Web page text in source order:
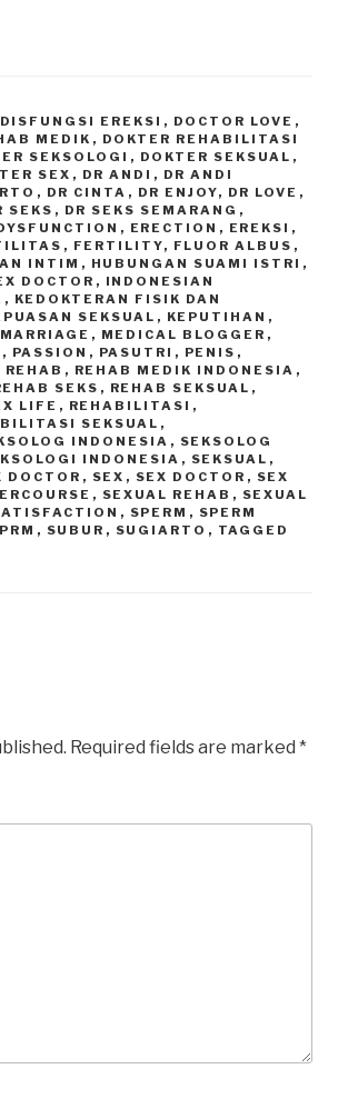
DISFUNGSI EREKSI , DOCTOR LOVE ,
MEDIK , DOKTER REHABILITASI
SEKSOLOGI , DOKTER SEKSUAL ,
SEX , DR ANDI , DR ANDI
, DR CINTA , DR ENJOY, DR LOVE ,
SEKS , DR SEKS SEMARANG ,
, ERECTION , EREKSI ,
, FERTILITY, FLUOR ALBUS ,
INTIM , HUBUNGAN SUAMI ISTRI ,
DOCTOR , INDONESIAN
, KEDOKTERAN FISIK DAN
SEKSUAL , KEPUTIHAN ,
MARRIAGE , MEDICAL BLOGGER ,
, PASSION , PASUTRI , PENIS ,
REHAB , REHAB MEDIK INDONESIA ,
SEKS , REHAB SEKSUAL ,
LIFE , REHABILITASI ,
SEKSUAL ,
INDONESIA , SEKSOLOG
INDONESIA , SEKSUAL ,
DOCTOR , SEX , SEX DOCTOR , SEX
, SEXUAL REHAB , SEXUAL
, SPERM , SPERM
, SUBUR , SUGIARTO , TAGGED
Required fields are marked *